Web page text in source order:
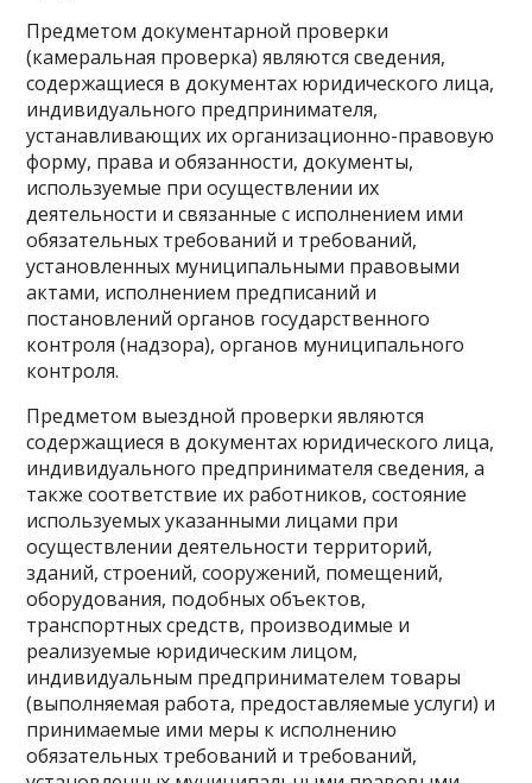
Предметом документарной проверки
(камеральная проверка) являются сведения,
содержащиеся в документах юридического лица,
индивидуального предпринимателя,
устанавливающих их организационно-правовую
форму, права и обязанности, документы,
используемые при осуществлении их
деятельности и связанные с исполнением ими
обязательных требований и требований,
установленных муниципальными правовыми
актами, исполнением предписаний и
постановлений органов государственного
контроля (надзора), органов муниципального
контроля.
Предметом выездной проверки являются
содержащиеся в документах юридического лица,
индивидуального предпринимателя сведения, а
также соответствие их работников, состояние
используемых указанными лицами при
осуществлении деятельности территорий,
зданий, строений, сооружений, помещений,
оборудования, подобных объектов,
транспортных средств, производимые и
реализуемые юридическим лицом,
индивидуальным предпринимателем товары
(выполняемая работа, предоставляемые услуги) и
принимаемые ими меры к исполнению
обязательных требований и требований,